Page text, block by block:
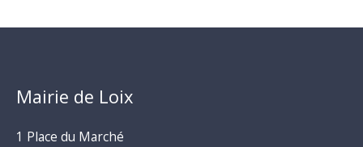
Mairie de Loix
1 Place du Marché